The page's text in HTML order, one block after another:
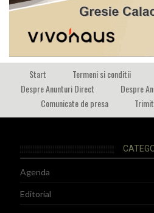
Start Termeni si conditii
Despre Anunturi Direct
Despre
Comunicate de presa
Agenda
Editorial